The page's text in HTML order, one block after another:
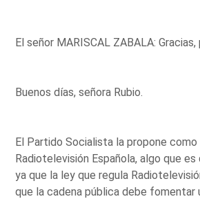
El señor MARISCAL ZABALA: Gracias,
Buenos días, señora Rubio.
El Partido Socialista la propone como
Radiotelevisión Española, algo que
ya que la ley que regula
que la cadena pública debe fomentar